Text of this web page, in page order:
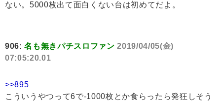
ない。5000枚出て面白くない台は初めてだよ。
906:名も無きパチスロファン 2019/04/05(金)
07:05:20.01
>>895
こういうやつって6で-1000枚とか食らったら発狂しそう